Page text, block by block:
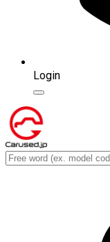
Login